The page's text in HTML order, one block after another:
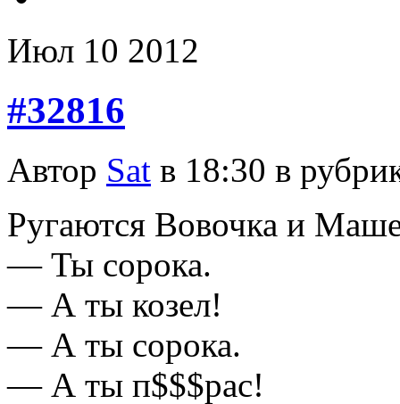
Июл 10 2012
#32816
Автор Sat в 18:30 в
Рyгаются Вовочка и
— Ты соpока.
— А ты козел!
— А ты соpока.
— А ты п$$$pас!